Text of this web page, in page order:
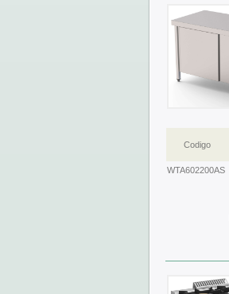
Codigo
WTA602200AS